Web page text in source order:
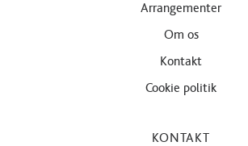
Arrangementer
Om os
Kontakt
Cookie politik
KONTAKT